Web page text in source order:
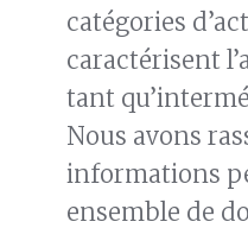
catégories
caractérisent
tant
Nous avons
informations
ensemble de